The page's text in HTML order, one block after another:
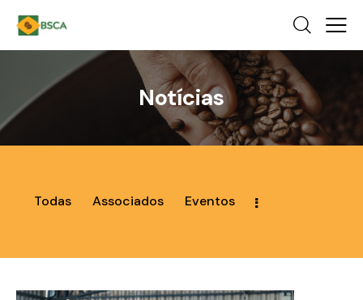
Notícias
Todas Associados Eventos